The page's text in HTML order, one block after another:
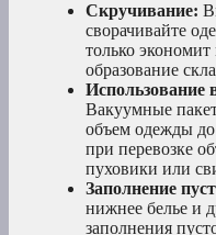
Скручивание:
сворачивайте
только
образование
Использование
Вакуумные
объем одежды до
при перевозке
пуховики или
Заполнение
нижнее белье и
заполнения